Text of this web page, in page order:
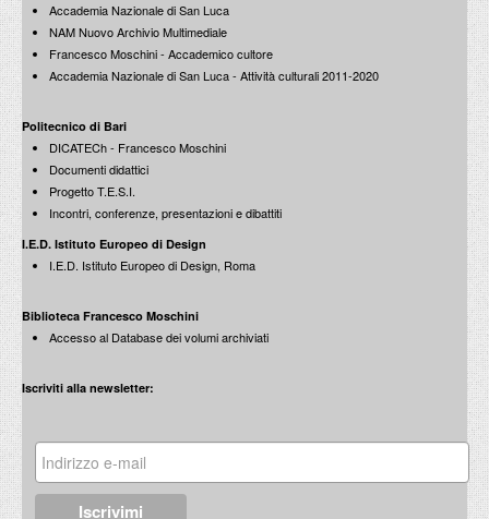
Accademia Nazionale di San Luca
NAM Nuovo Archivio Multimediale
Francesco Moschini - Accademico cultore
Accademia Nazionale di San Luca - Attività culturali 2011-2020
Politecnico di Bari
DICATECh - Francesco Moschini
Documenti didattici
Progetto T.E.S.I.
Incontri, conferenze, presentazioni e dibattiti
I.E.D. Istituto Europeo di Design
I.E.D. Istituto Europeo di Design, Roma
Biblioteca Francesco Moschini
Accesso al Database dei volumi archiviati
Iscriviti alla newsletter: